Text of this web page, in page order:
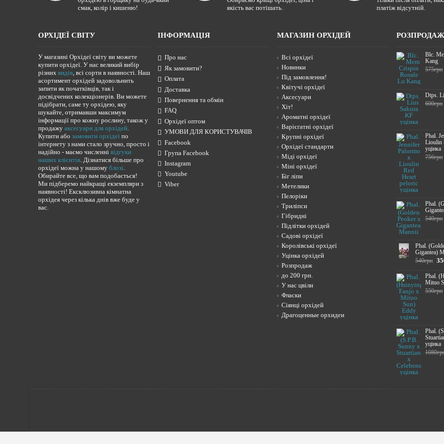
смак, колір і кишеню!
якість вас потішать.
платіж відсутній.
ОРХІДЕЇ СВІТУ
У магазині Орхідеї світу ви можете
купити орхідеї. У нас великий вибір
різних видів, всі сорти в наявності. Наш
асортимент орхідей задовольнить
запити як початківців, так і
досвідчених колекціонерів. Ви можете
підібрати, саме ту орхідею, яку
шукайте, отримавши максимум
інформації про кожну рослину, також у
продажу аксесуари для орхідей.
Купити або замовити орхідеї по
інтернету з нами стало зручно, просто і
надійно - маємо численні відгуки
наших клієнтів. Дізнатися більше про
орхідеї можна у нашому блозі.
Обирайте все, що вам подобається!
Ми підберемо найкращі екземпляри з
наявності! Ексклюзивна кімнатна
орхідея через кілька днів вже буде у
вас.
ІНФОРМАЦІЯ
Про нас
Як замовити?
Оплата
Доставка
Повернення та обмін
FAQ
Орхідеї оптом
УМОВИ ДЛЯ КОРИСТУВАЧІВ
Facebook
Група Facebook
Instagram
Youtube
Viber
МАГАЗИН ОРХІДЕЙ
Всі орхідеї
Новинки
Під замовлення!
Квітучі орхідеї
Аксесуари
Хіт!
Ароматні орхідеї
Варієгатні орхідеї
Крупні орхідеї
Орхідеї стандарти
Міді орхідеї
Міні орхідеї
Біг ліпи
Метелики
Пелоріки
Триліпси
Гібридні
Підлітки орхідей
Садові орхідеї
Королівські орхідеї
Уцінка орхідей
Розпродаж
до 200 грн.
У нас цвіли
Фласки
Сіянці орхідей
Драгоценные орхидеи
РОЗПРОДАЖ
Blc.
Kang
575грн
Dtps.
600грн
Phal.
Lioulin
уцінка
756грн
Phal.
540грн
Phal.
Gigantea)
540грн
Phal.
Mituo
550грн
Phal.
уцінка